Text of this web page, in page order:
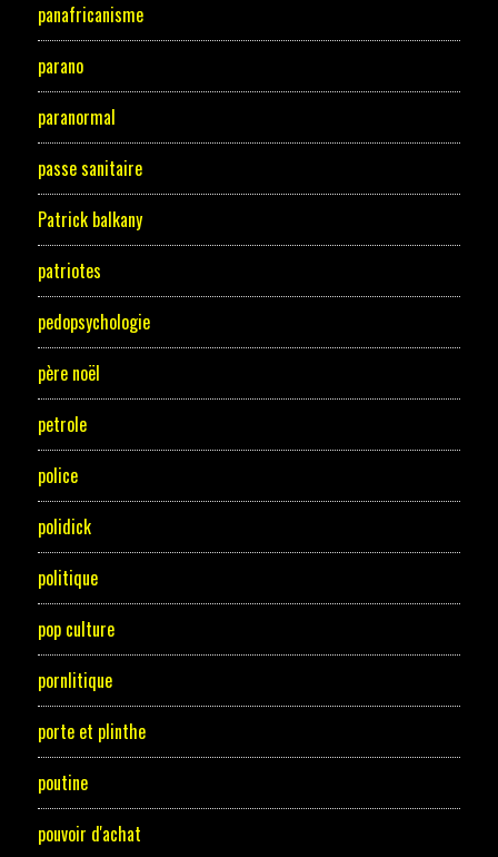
panafricanisme
parano
paranormal
passe sanitaire
Patrick balkany
patriotes
pedopsychologie
père noël
petrole
police
polidick
politique
pop culture
pornlitique
porte et plinthe
poutine
pouvoir d'achat